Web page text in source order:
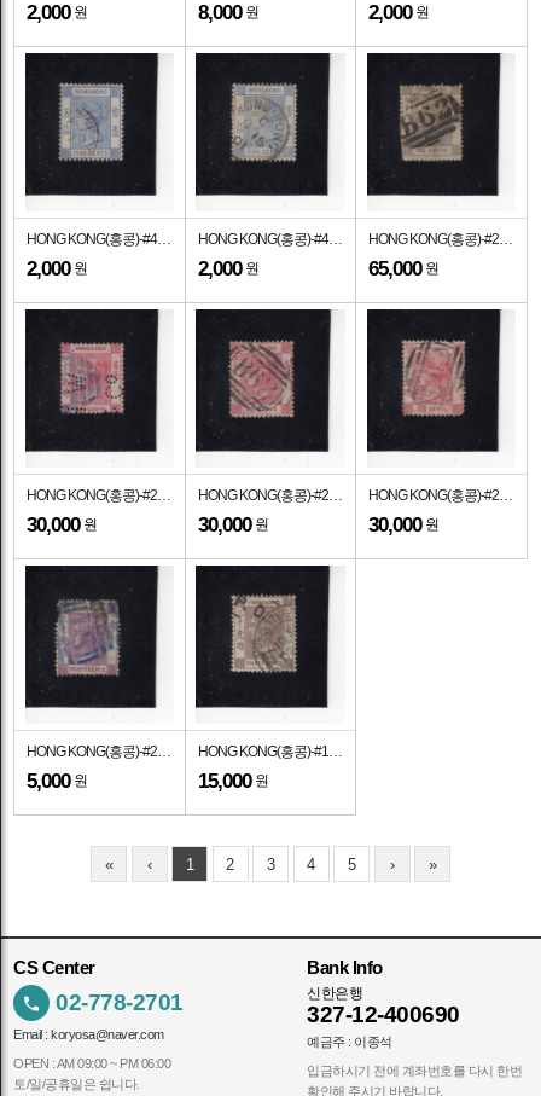
2,000 원 8,000 원 2,000 원
HONG KONG(홍콩)-#40-5c-QUEEN VICTORIA(빅토리아 여왕)-1882년
2,000 원
HONG KONG(홍콩)-#40-5c-QUEEN VICTORIA(빅토리아 여왕)-1882년
2,000 원
HONG KONG(홍콩)-#24-96c-QUEEN VICTORIA(빅토리아 여왕)-1866년
65,000 원
HONG KONG(홍콩)-#21-48c-QUEEN VICTORIA(빅토리아 여왕)-1863년
30,000 원
HONG KONG(홍콩)-#21-48c-QUEEN VICTORIA(빅토리아 여왕)-1863년
30,000 원
HONG KONG(홍콩)-#21-48c-QUEEN VICTORIA(빅토리아 여왕)-1863년
30,000 원
HONG KONG(홍콩)-#20-30c-QUEEN VICTORIA(빅토리아 여왕)-1871년
5,000 원
HONG KONG(홍콩)-#19-30c-QUEEN VICTORIA(빅토리아 여왕)-1863년
15,000 원
« ‹ 1 2 3 4 5 › »
CS Center
02-778-2701
Email :koryosa@naver.com
OPEN : AM 09:00 ~ PM 06:00
토/일/공휴일은 쉽니다.
Bank Info
신한은행
327-12-400690
예금주 : 이종석
입금하시기 전에 계좌번호를 다시 한번